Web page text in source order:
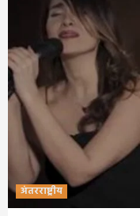
अंतरराष्ट्रीय